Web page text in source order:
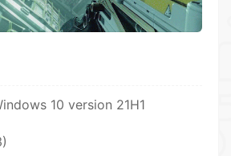
10 version 21H1